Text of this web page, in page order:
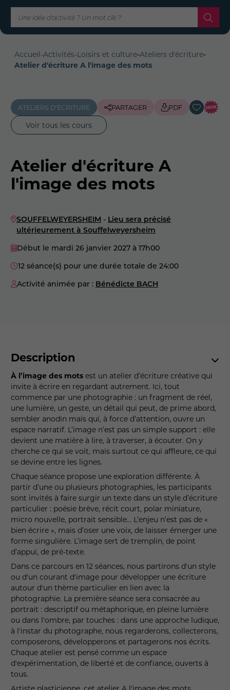
Accueil-Activités-Loisirs et culture-Ateliers d'écriture-
Atelier d'écriture A l'image des mots
ATELIERS D'ÉCRITURE PARTAGER PDF
Voir tous les cours
Atelier d'écriture A
l'image des mots
SOUFFELWEYERSHEIM - Lieu sera précisé
ultérieurement à Souffelweyersheim
Début le mardi 26 janvier 2027 à 17h00
12 séance(s) pour une durée totale de 24:00
Activité animée par : Bénédicte BACH
Description
À l’image des mots est un atelier d’écriture créative qui
invite à écrire en regardant autrement. Ici, tout
commence par une photographie : un fragment de réel,
une lumière, un geste, un détail qui peut, de prime abord,
sembler anodin mais qui, à force d’attention, ouvre un
espace narratif. L’image n’est pas un simple support : elle
devient une matière à lire, à traverser, à écouter. On y
cherche ce qui se voit, mais surtout ce qui affleure, ce qui
se devine entre les lignes.
Chaque séance propose une exploration différente. À
partir d’une ou plusieurs photographies, les participants
sont invités à faire surgir un texte dans un style d’écriture
particulier : poésie brève, récit court, polar miniature,
micro nouvelle, portrait sensible… L’enjeu n’est pas de «
bien écrire », mais d’oser une voix, de laisser émerger une
forme singulière. L’image sert de tremplin, de point
d’appui, de pré-texte.
Dans ce parcours en 12 séances, nous partirons d'un style
ou d'un courant d'image pour développer une écriture
autour d'un thème particulier en lien avec la
photographie. La première séance sera consacrée au
portrait : descriptif ou métaphorique, en pleine lumière
ou dans l'ombre, par touches : dans une approche ludique,
à l'instar du photographe, nous regarderons, collecterons,
composerons, développerons et partagerons nos écrits.
Chaque atelier est pensé comme un espace
d'expérimentation, de liberté et de confiance, ouverts à
tous.
Artiste plasticienne, cet atelier A l'image des mots